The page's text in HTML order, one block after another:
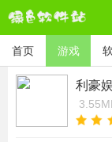
首页 游戏
利豪